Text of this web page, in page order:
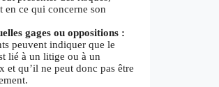
en ce qui concerne son
gages ou oppositions :
peuvent indiquer que le
lié à un litige ou à un
et qu’il ne peut donc pas être